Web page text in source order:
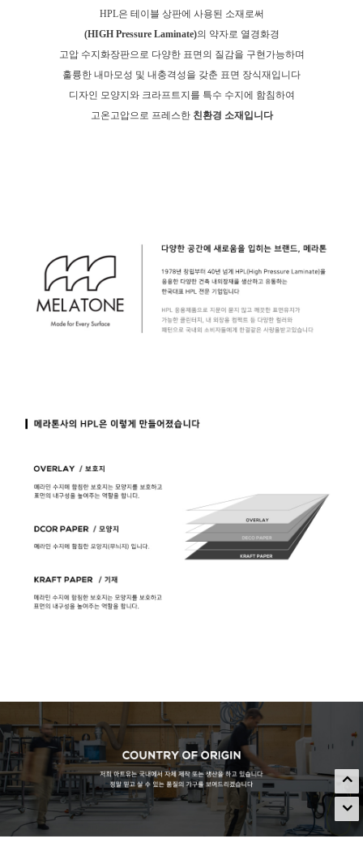
HPL은 테이블 상판에 사용된 소재로써
(HIGH Pressure Laminate)의 약자로 열경화경
고압 수지화장판으로 다양한 표면의 질감을 구현가능하며
훌륭한 내마모성 및 내충격성을 갖춘 표면 장식재입니다
디자인 모양지와 크라프트지를 특수 수지에 함침하여
고온고압으로 프레스한 친환경 소재입니다